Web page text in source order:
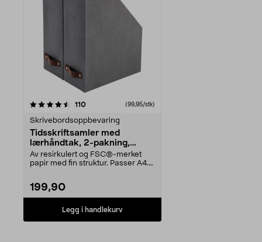
110anmeldelser(99,95/stk)
Skrivebordsoppbevaring
Tidsskriftsamler med
lærhåndtak, 2-pakning,
mørkgrå, ekstra bred
Av resirkulert og FSC®-merket
papir med fin struktur. Passer A4.
199,90
Legg i handlekurv